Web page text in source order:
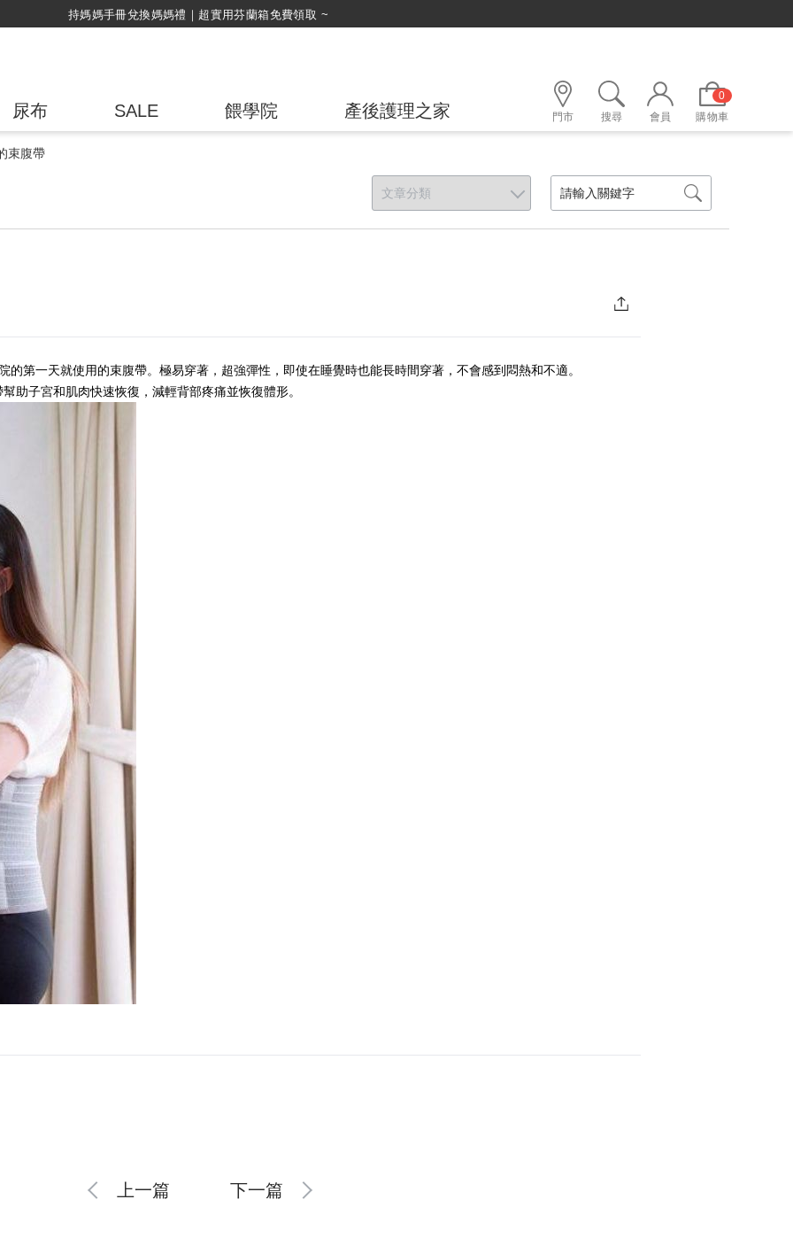
持媽媽手冊兌換媽媽禮｜超實用芬蘭箱免費領取 ~
尿布 SALE 餵學院 產後護理之家 門市 搜尋 會員
0
購物車
束腹帶
的第一天就使用的束腹帶。極易穿著，超強彈性，即使在睡覺時也能長時間穿著，不會感到悶熱和不適。
助子宮和肌肉快速恢復，減輕背部疼痛並恢復體形。
上一篇 下一篇